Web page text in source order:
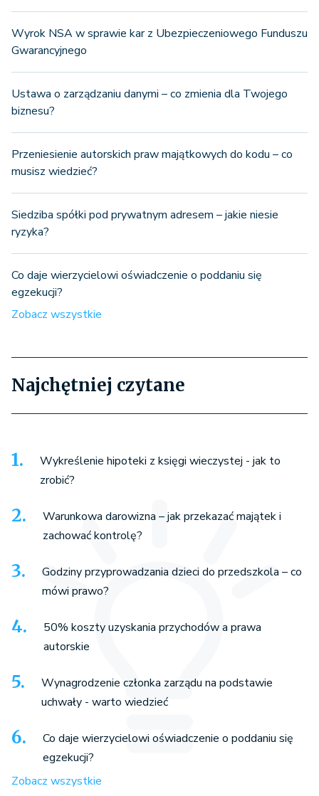
Wyrok NSA w sprawie kar z Ubezpieczeniowego Funduszu
Gwarancyjnego
Ustawa o zarządzaniu danymi – co zmienia dla Twojego
biznesu?
Przeniesienie autorskich praw majątkowych do kodu – co
musisz wiedzieć?
Siedziba spółki pod prywatnym adresem – jakie niesie
ryzyka?
Co daje wierzycielowi oświadczenie o poddaniu się
egzekucji?
Zobacz wszystkie
Najchętniej czytane
Wykreślenie hipoteki z księgi wieczystej - jak to
zrobić?
Warunkowa darowizna – jak przekazać majątek i
zachować kontrolę?
Godziny przyprowadzania dzieci do przedszkola – co
mówi prawo?
50% koszty uzyskania przychodów a prawa
autorskie
Wynagrodzenie członka zarządu na podstawie
uchwały - warto wiedzieć
Co daje wierzycielowi oświadczenie o poddaniu się
egzekucji?
Zobacz wszystkie